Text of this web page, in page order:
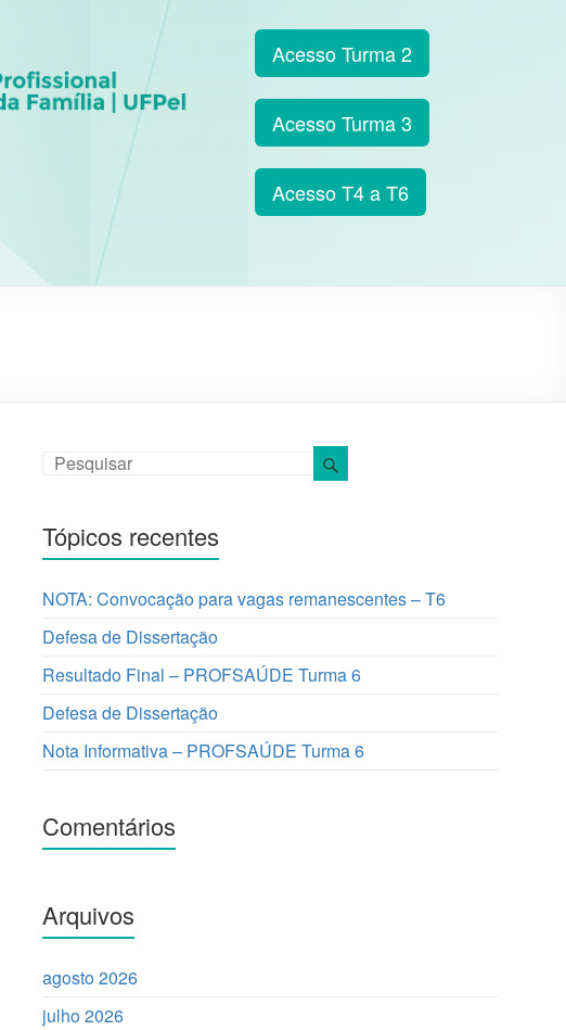
Acesso Turma 2
Acesso Turma 3
Acesso T4 a T6
Tópicos recentes
NOTA: Convocação para vagas remanescentes – T6
Defesa de Dissertação
Resultado Final – PROFSAÚDE Turma 6
Defesa de Dissertação
Nota Informativa – PROFSAÚDE Turma 6
Comentários
Arquivos
agosto 2026
julho 2026